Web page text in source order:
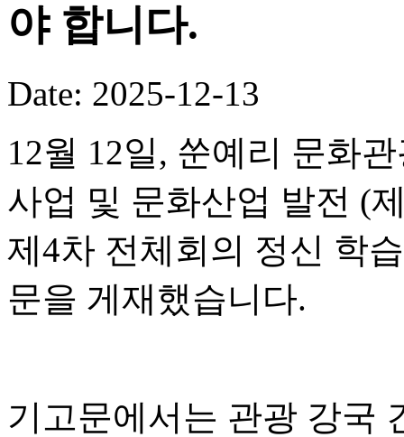
야 합니다.
Date: 2025-12-13
12월 12일, 쑨예리 문화
사업 및 문화산업 발전 (
제4차 전체회의 정신 학
문을 게재했습니다.
기고문에서는 관광 강국